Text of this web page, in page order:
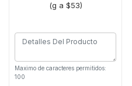
(g a $53)
Maximo de caracteres permitidos:
100